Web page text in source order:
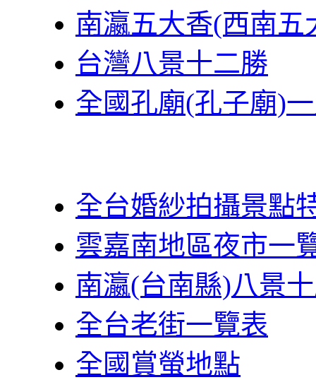
南瀛五大香(西南五
台灣八景十二勝
全國孔廟(孔子廟)
全台婚紗拍攝景點
雲嘉南地區夜市一
南瀛(台南縣)八景
全台老街一覽表
全國賞螢地點